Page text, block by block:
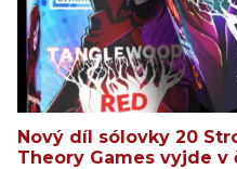
Nový díl sólovky 20
Theory Games vyjde v